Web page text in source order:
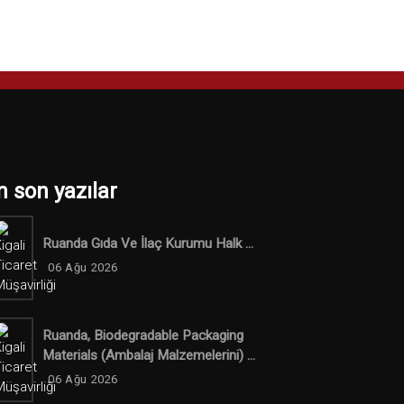
son yazılar
Ruanda Gıda Ve İlaç Kurumu Halk ...
06 Ağu 2026
Ruanda, Biodegradable Packaging
Materials (ambalaj Malzemelerini) ...
06 Ağu 2026